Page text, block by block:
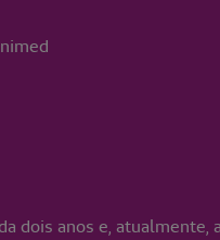
dois anos e, atualmente,